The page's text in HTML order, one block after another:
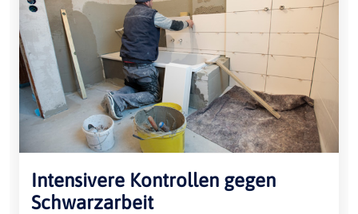
Intensivere Kontrollen gegen
Schwarzarbeit